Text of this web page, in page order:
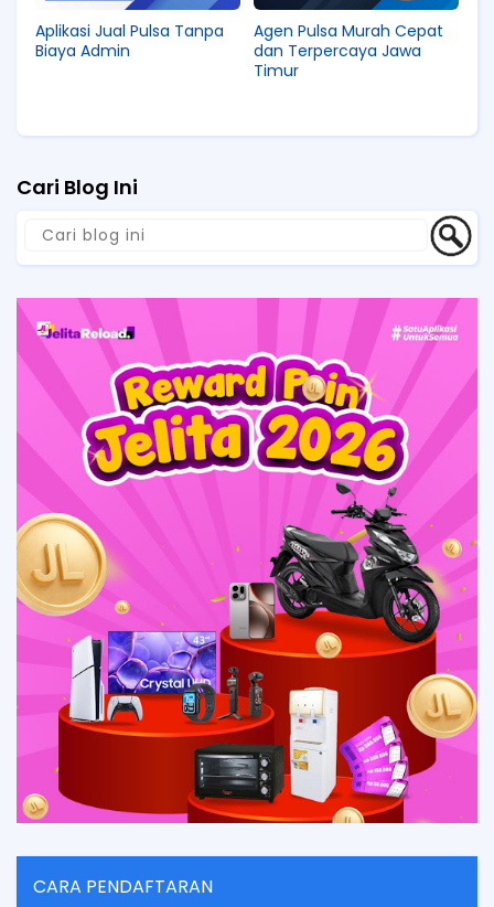
Aplikasi Jual Pulsa Tanpa
Biaya Admin
Agen Pulsa Murah Cepat
dan Terpercaya Jawa
Timur
Cari Blog Ini
CARA PENDAFTARAN